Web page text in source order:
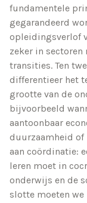
fundamentele
gegarandeerd
opleidingsverlof
zeker in
transities. Ten
differentieer het
grootte van de
bijvoorbeeld
aantoonbaar
duurzaamheid of
aan coördinatie:
leren moet in
onderwijs en de
slotte moeten we